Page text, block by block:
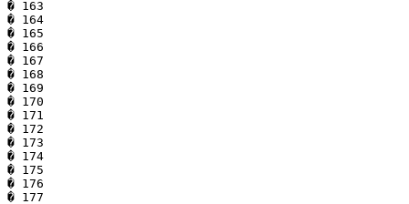
� 163
� 164
� 165
� 166
� 167
� 168
� 169
� 170
� 171
� 172
� 173
� 174
� 175
� 176
� 177